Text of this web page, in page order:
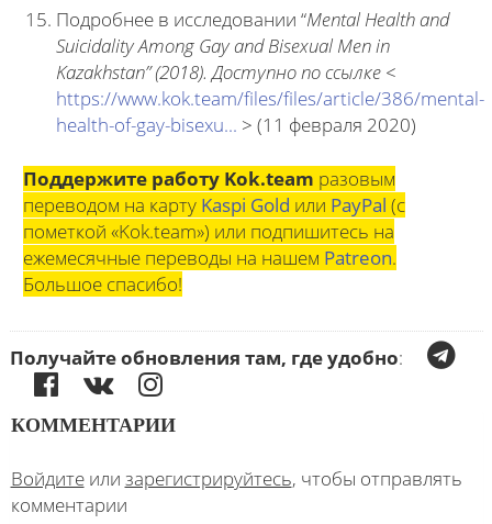
Подробнее в исследовании “Mental Health and
Suicidality Among Gay and Bisexual Men in
Kazakhstan” (2018). Доступно по ссылке <
https://www.kok.team/files/files/article/386/mental-
health-of-gay-bisexu... > (11 февраля 2020)
Поддержите работу Kok.team разовым
переводом на карту Kaspi Gold или PayPal (с
пометкой «Kok.team») или подпишитесь на
ежемесячные переводы на нашем Patreon.
Большое спасибо!
Получайте обновления там, где удобно:
КОММЕНТАРИИ
Войдитеили зарегистрируйтесь, чтобы отправлять
комментарии